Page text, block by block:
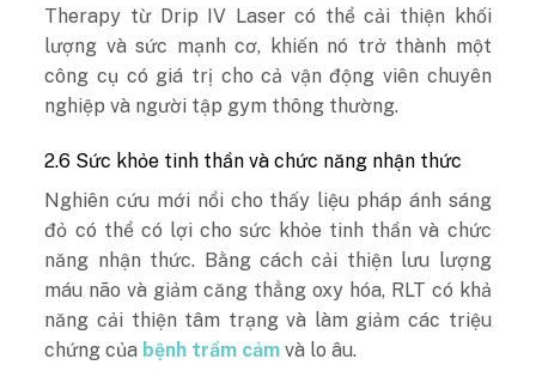
Therapy từ Drip IV Laser có thể cải thiện khối
lượng và sức mạnh cơ, khiến nó trở thành một
công cụ có giá trị cho cả vận động viên chuyên
nghiệp và người tập gym thông thường.
2.6 Sức khỏe tinh thần và chức năng nhận thức
Nghiên cứu mới nổi cho thấy liệu pháp ánh sáng
đỏ có thể có lợi cho sức khỏe tinh thần và chức
năng nhận thức. Bằng cách cải thiện lưu lượng
máu não và giảm căng thẳng oxy hóa, RLT có khả
năng cải thiện tâm trạng và làm giảm các triệu
chứng của bệnh trầm cảm và lo âu.